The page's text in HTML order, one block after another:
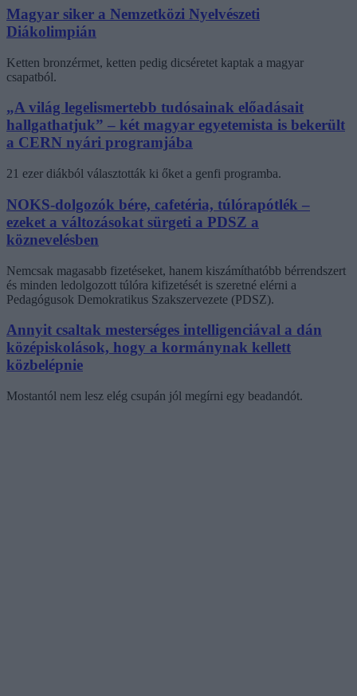
Magyar siker a Nemzetközi Nyelvészeti
Diákolimpián
Ketten bronzérmet, ketten pedig dicséretet kaptak a magyar
csapatból.
„A világ legelismertebb tudósainak előadásait
hallgathatjuk” – két magyar egyetemista is bekerült
a CERN nyári programjába
21 ezer diákból választották ki őket a genfi programba.
NOKS-dolgozók bére, cafetéria, túlórapótlék –
ezeket a változásokat sürgeti a PDSZ a
köznevelésben
Nemcsak magasabb fizetéseket, hanem kiszámíthatóbb bérrendszert
és minden ledolgozott túlóra kifizetését is szeretné elérni a
Pedagógusok Demokratikus Szakszervezete (PDSZ).
Annyit csaltak mesterséges intelligenciával a dán
középiskolások, hogy a kormánynak kellett
közbelépnie
Mostantól nem lesz elég csupán jól megírni egy beadandót.